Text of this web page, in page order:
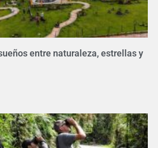
entre naturaleza, estrellas y